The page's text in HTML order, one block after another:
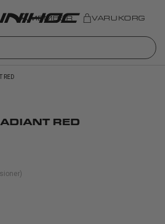
MEMBER VARUKORG
RED
RED